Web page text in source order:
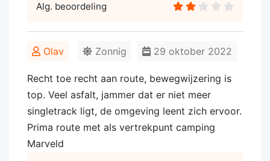
Alg. beoordeling
Olav 29 oktober 2022
Zonnig
Recht toe recht aan route, bewegwijzering is
top. Veel asfalt, jammer dat er niet meer
singletrack ligt, de omgeving leent zich ervoor.
Prima route met als vertrekpunt camping
Marveld